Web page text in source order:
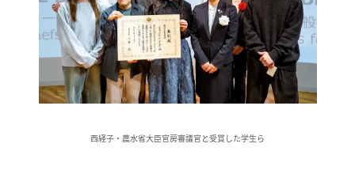
西経子・農水省大臣官房審議官と受賞した学生ら